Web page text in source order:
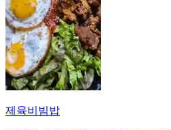
제육비빔밥